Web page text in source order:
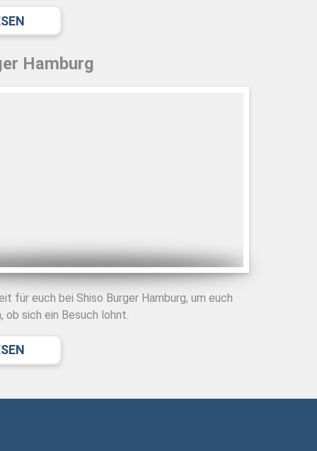
Hamburg
für euch bei Shiso Burger Hamburg, um euch
ob sich ein Besuch lohnt.